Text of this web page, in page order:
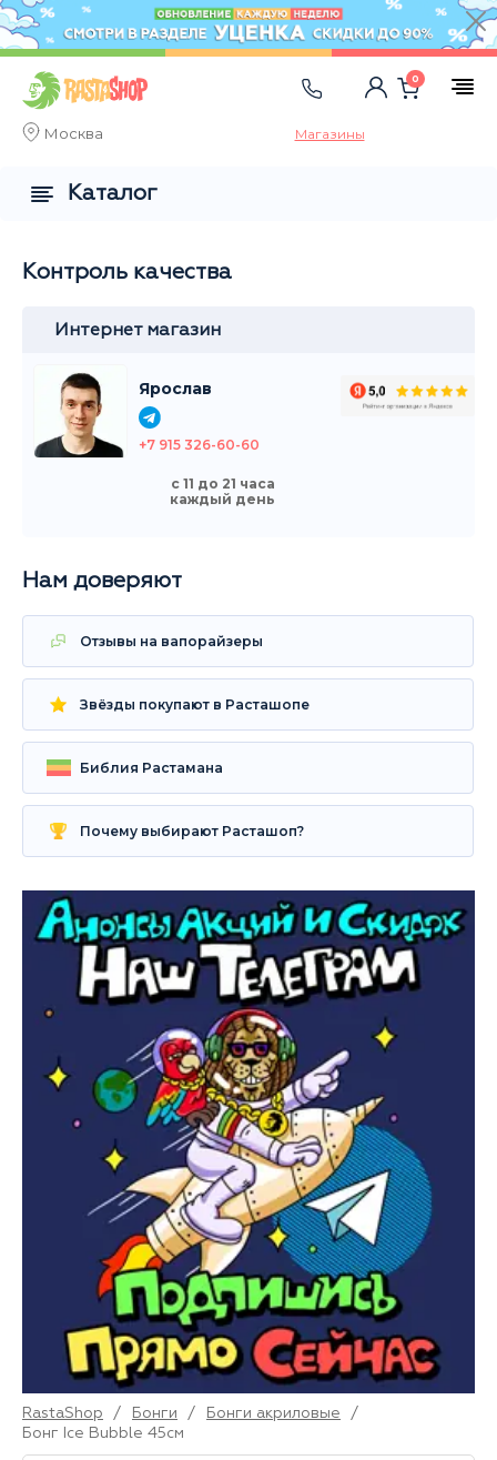
Москва Магазины
0
Контроль качества
Интернет магазин
Ярослав
+7 915 326-60-60
с 11 до 21 часа
каждый день
Нам доверяют
Отзывы на вапорайзеры
Звёзды покупают в Расташопе
Библия Растамана
Почему выбирают Расташоп?
Каталог
RastaShop / Бонги / Бонги акриловые
/
Бонг Ice Bubble 45см